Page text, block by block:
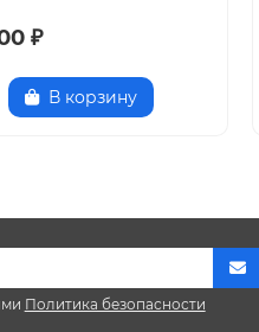
₽
В корзину
Политика безопасности